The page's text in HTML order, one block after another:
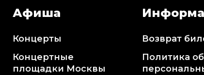
Афиша
Концерты
Концертные
площадки Москвы
Возврат
Политика